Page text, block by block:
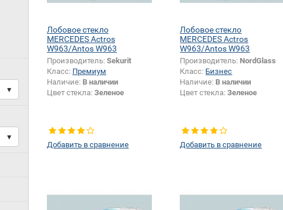
▾
▾
Лобовое стекло
MERCEDES Actros
W963/Antos W963
Производитель: Sekurit
Класс: Премиум
Наличие: В наличии
Цвет стекла: Зеленое
Добавить в сравнение
Лобовое стекло
MERCEDES Actros
W963/Antos W963
Производитель: NordGlass
Класс: Бизнес
Наличие: В наличии
Цвет стекла:Зеленое
Добавить в сравнение